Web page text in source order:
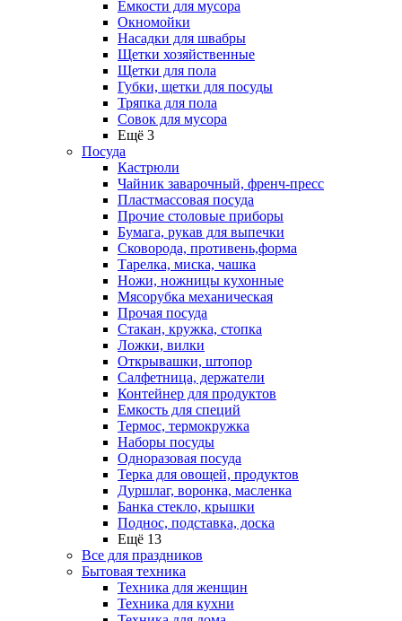
Емкости для мусора
Окномойки
Насадки для швабры
Щетки хозяйственные
Щетки для пола
Губки, щетки для посуды
Тряпка для пола
Совок для мусора
Ещё 3
Посуда
Кастрюли
Чайник заварочный, френч-пресс
Пластмассовая посуда
Прочие столовые приборы
Бумага, рукав для выпечки
Сковорода, противень,форма
Тарелка, миска, чашка
Ножи, ножницы кухонные
Мясорубка механическая
Прочая посуда
Стакан, кружка, стопка
Ложки, вилки
Открывашки, штопор
Салфетница, держатели
Контейнер для продуктов
Емкость для специй
Термос, термокружка
Наборы посуды
Одноразовая посуда
Терка для овощей, продуктов
Дуршлаг, воронка, масленка
Банка стекло, крышки
Поднос, подставка, доска
Ещё 13
Все для праздников
Бытовая техника
Техника для женщин
Техника для кухни